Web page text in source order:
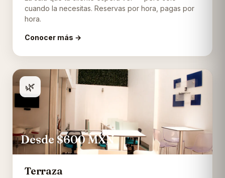
cuando la necesitas. Reservas por hora, pagas por
hora.
Conocer más →
🌿
Desde $600MXN
Terraza